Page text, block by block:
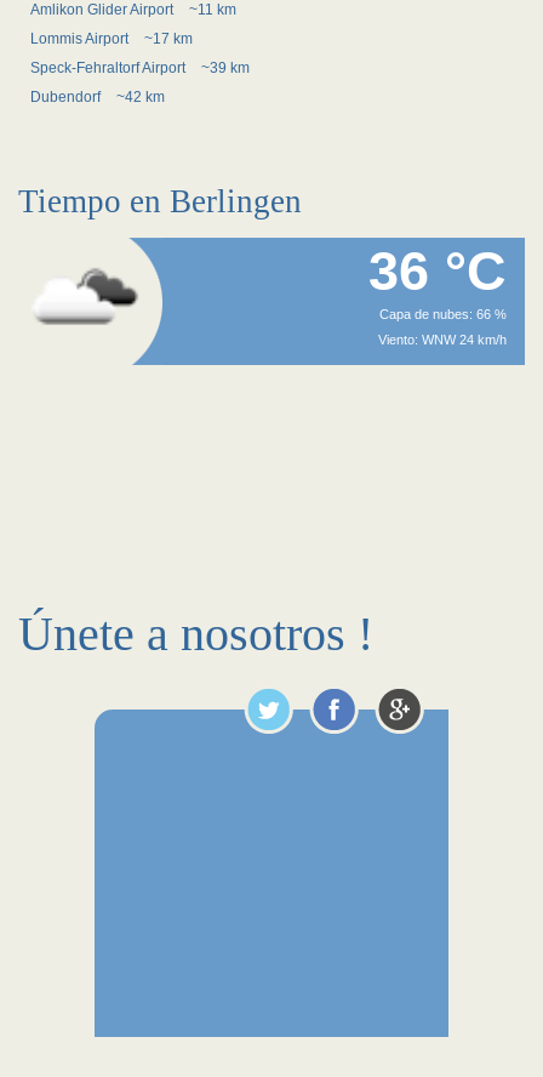
Amlikon Glider Airport
~11 km
Lommis Airport
~17 km
Speck-Fehraltorf Airport
~39 km
Dubendorf
~42 km
Tiempo en Berlingen
36 °C
Capa de nubes: 66 %
Viento: WNW 24 km/h
Únete a nosotros !